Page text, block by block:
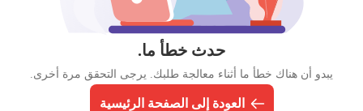
حدث خطأ ما.
يبدو أن هناك خطأ ما أثناء معالجة طلبك. يرجى التحقق مرة أخرى.
العودة إلى الصفحة الرئيسية